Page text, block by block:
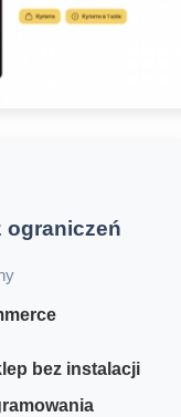
ograniczeń
bez instalacji